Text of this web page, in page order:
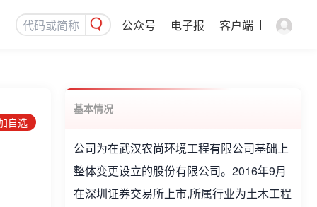
公众号 电子报 客户端
自选
基本情况
公司为在武汉农尚环境工程有限公司基础上
整体变更设立的股份有限公司。2016年9月
在深圳证券交易所上市,所属行业为土木工程